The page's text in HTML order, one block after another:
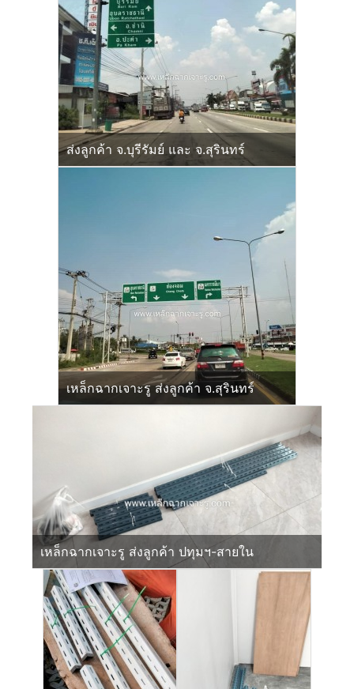
ส่งลูกค้า จ.บุรีรัมย์ และ จ.สุรินทร์
เหล็กฉากเจาะรู ส่งลูกค้า จ.สุรินทร์
เหล็กฉากเจาะรู ส่งลูกค้า ปทุมฯ-สายใน